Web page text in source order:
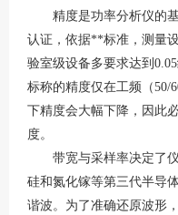
精度是功率分析仪的
认证，依据**标准，测量
验室级设备多要求达到
标称的精度仅在工频（50/
下精度会大幅下降，因此
度。
带宽与采样率决定了
硅和氮化镓等第三代半导
谐波。为了准确还原波形